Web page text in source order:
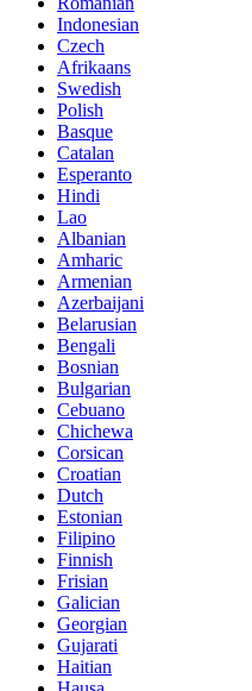
Indonesian
Czech
Afrikaans
Swedish
Polish
Basque
Catalan
Esperanto
Hindi
Lao
Albanian
Amharic
Armenian
Azerbaijani
Belarusian
Bengali
Bosnian
Bulgarian
Cebuano
Chichewa
Corsican
Croatian
Dutch
Estonian
Filipino
Finnish
Frisian
Galician
Georgian
Gujarati
Haitian